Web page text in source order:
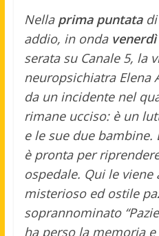
Nella prima puntatadi
addio, in onda
serata su Canale 5, la
neuropsichiatra Elena
da un incidente nel
rimane ucciso: è un
e le sue due bambine.
è pronta per
ospedale. Qui le
misterioso ed ostile
soprannominato
ha perso la memoria